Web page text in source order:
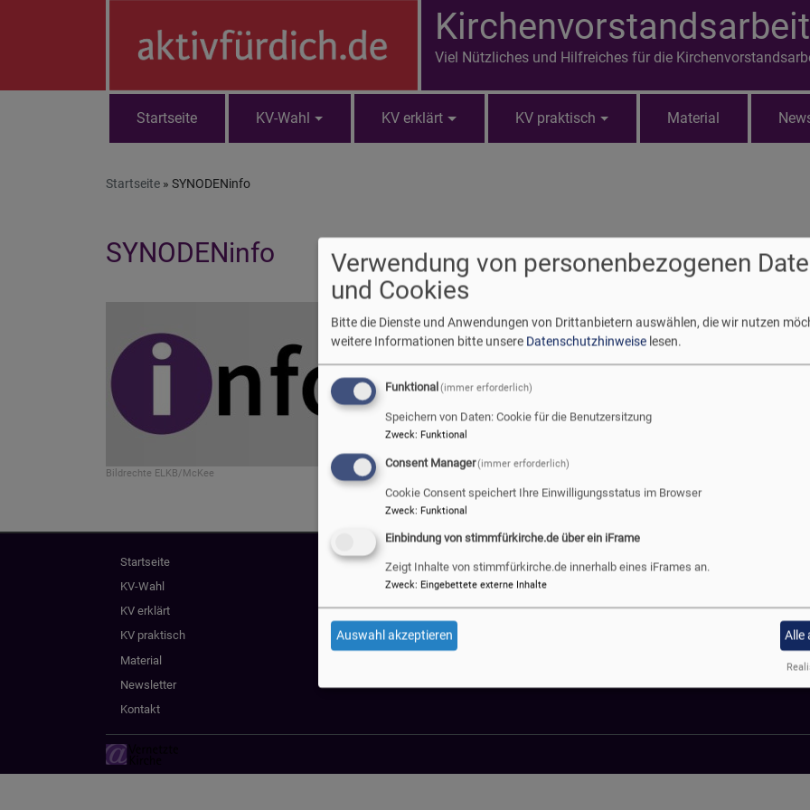
Viel Nützliches und Hilfreiches für die
Startseite KV-Wahl KV erklärt KV praktisch Material
Startseite SYNODENinfo
SYNODENinfo
Bildrechte ELKB/McKee
Die letzte Tagung der Landessynode in dieser Wahlperiode in
Weichenstellungen: Strategische Ausrichtung der ELKB bis 2035,
2026, Haushalt 2026, Verwaltungsreform V30+,
Entscheidungen dieser Tagung prägen die Zukunft der ELKB
Alle wichtigen Entscheidungen der Herbsttagung der
können Sie in der
nachlesen. Die
evangelisch.de in der Themenwelt Landessynode
Hauptnavigation
Startseite
KV-Wahl
KV erklärt
KV praktisch
Material
Newsletter
Kontakt
Kontakt
Cookie-Einstellungen
Impressum
Verwendung von personenbezogenen
und Cookies
Bitte die Dienste und Anwendungen von Drittanbietern auswählen, die wir nutzen
weitere Informationen bitte unsere Datenschutzhinweise lesen.
Funktional(immer erforderlich)
Speichern von Daten: Cookie für die Benutzersitzung
Zweck: Funktional
Consent Manager(immer erforderlich)
Cookie Consent speichert Ihre Einwilligungsstatus im Browser
Zweck: Funktional
Einbindung von stimmfürkirche.de über ein iFrame
Zeigt Inhalte von stimmfürkirche.de innerhalb eines iFrames an.
Zweck: Eingebettete externe Inhalte
Auswahl akzeptieren Alle